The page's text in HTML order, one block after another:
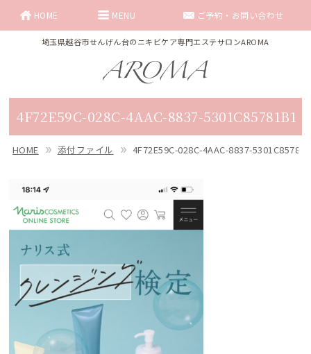
埼玉県越谷市せんげん台のニキビケア専門エステサロンAROMA
HOME ご予約・お問い合わせ
MENU
4F72E59C-028C-4AAC-8837-5301C85781B1
HOME 添付ファイル 4F72E59C-028C-4AAC-8837-